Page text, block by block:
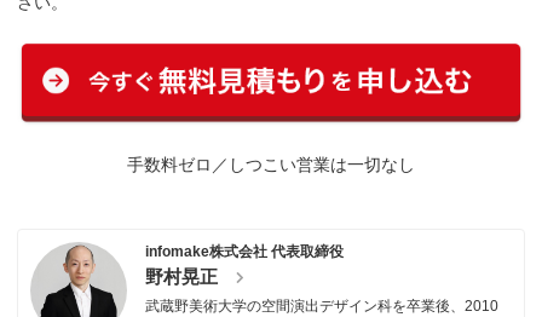
手数料ゼロ／しつこい営業は一切なし
infomake株式会社 代表取締役
野村晃正
武蔵野美術大学の空間演出デザイン科を卒業後、2010